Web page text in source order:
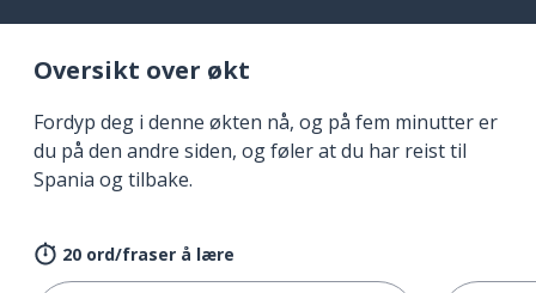
Oversikt over økt
Fordyp deg i denne økten nå, og på fem minutter er
du på den andre siden, og føler at du har reist til
Spania og tilbake.
20 ord/fraser å lære